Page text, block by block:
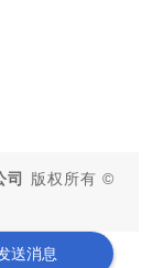
司
版权所有 ©
送消息